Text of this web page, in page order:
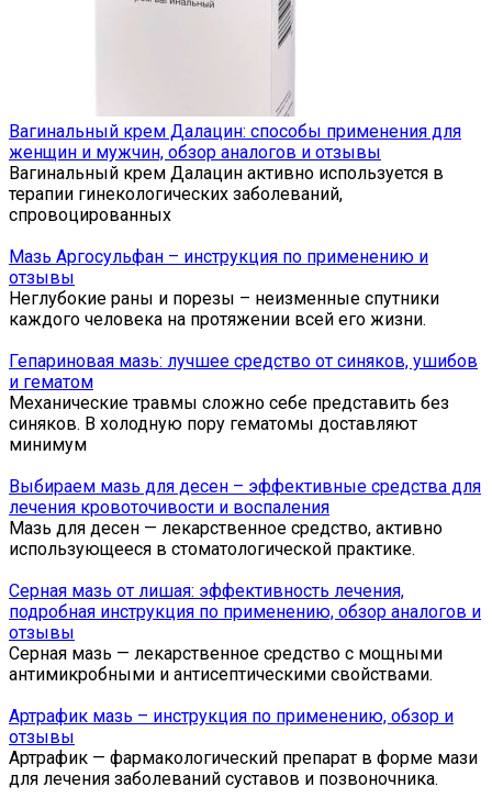
Вагинальный крем Далацин: способы применения для
женщин и мужчин, обзор аналогов и отзывы
Вагинальный крем Далацин активно используется в
терапии гинекологических заболеваний,
спровоцированных
Мазь Аргосульфан – инструкция по применению и
отзывы
Неглубокие раны и порезы – неизменные спутники
каждого человека на протяжении всей его жизни.
Гепариновая мазь: лучшее средство от синяков, ушибов
и гематом
Механические травмы сложно себе представить без
синяков. В холодную пору гематомы доставляют
минимум
Выбираем мазь для десен – эффективные средства для
лечения кровоточивости и воспаления
Мазь для десен — лекарственное средство, активно
использующееся в стоматологической практике.
Серная мазь от лишая: эффективность лечения,
подробная инструкция по применению, обзор аналогов и
отзывы
Серная мазь — лекарственное средство с мощными
антимикробными и антисептическими свойствами.
Артрафик мазь – инструкция по применению, обзор и
отзывы
Артрафик — фармакологический препарат в форме мази
для лечения заболеваний суставов и позвоночника.